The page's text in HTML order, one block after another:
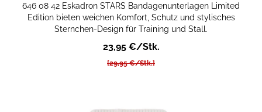
646 08 42 Eskadron STARS Bandagenunterlagen Limited
Edition bieten weichen Komfort, Schutz und stylisches
Sternchen-Design für Training und Stall.
23,95 €/Stk.
[29,95 €/Stk.]